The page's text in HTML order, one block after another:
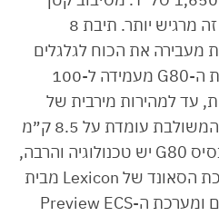
שעשיתי עליו אפשר לומר: זה מרגיש יותר. תיבת 8
מעבירה את הכוח לגלגלים
האחוריים בלבד ומזניקה את ה-G80 מעמידה ל-100
עגולות, עד למהירות מירבית של
240 קמ״ש. צריכת הדלק המשולבת עומדת על 8.5 ק״מ
לליטר לפי נתוני היצרן. בג׳נסיס G80 יש טכנולוגיה והרבה,
אבל שווה להזכיר את מערכת הסאונד של Lexicon מבית
הרמן קרדון עם 18 רמקולים ומערכת ה-Preview ECS